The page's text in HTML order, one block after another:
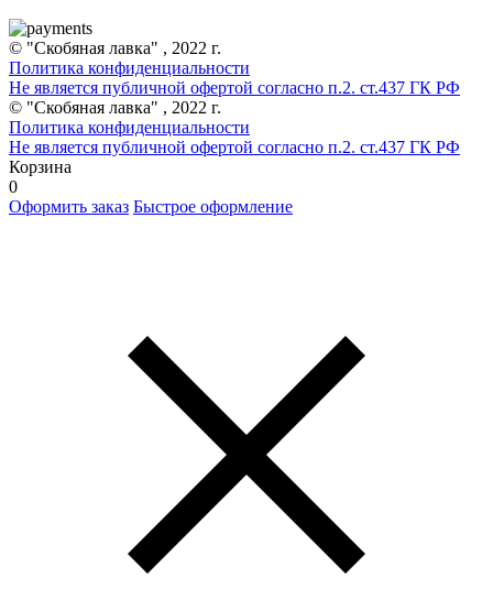
© "Скобяная лавка" , 2022 г.
Политика конфиденциальности
Не является публичной офертой согласно п.2. ст.437 ГК РФ
© "Скобяная лавка" , 2022 г.
Политика конфиденциальности
Не является публичной офертой согласно п.2. ст.437 ГК РФ
Корзина
0
Оформить заказ Быстрое оформление